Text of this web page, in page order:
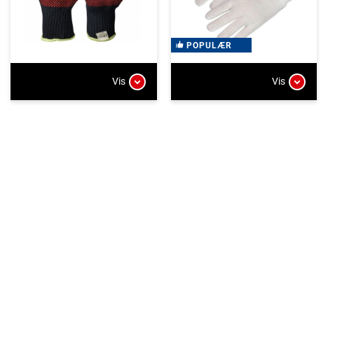
Vis
POPULÆR
Vis